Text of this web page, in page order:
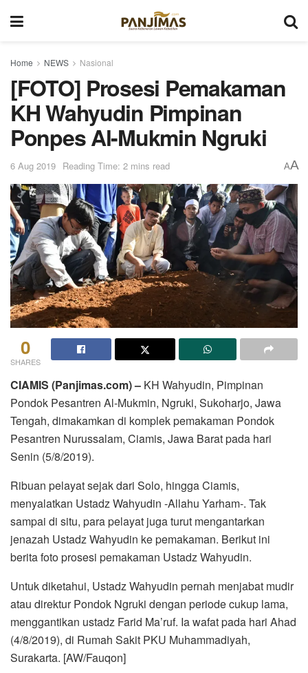
Home NEWS Nasional
[FOTO] Prosesi Pemakaman
KH Wahyudin Pimpinan
Ponpes Al-Mukmin Ngruki
6 Aug 2019 Reading Time: 2 mins read AA
0
SHARES
CIAMIS (Panjimas.com) – KH Wahyudin, Pimpinan
Pondok Pesantren Al-Mukmin, Ngruki, Sukoharjo, Jawa
Tengah, dimakamkan di komplek pemakaman Pondok
Pesantren Nurussalam, Ciamis, Jawa Barat pada hari
Senin (5/8/2019).
Ribuan pelayat sejak dari Solo, hingga Ciamis,
menyalatkan Ustadz Wahyudin -Allahu Yarham-. Tak
sampai di situ, para pelayat juga turut mengantarkan
jenazah Ustadz Wahyudin ke pemakaman. Berikut ini
berita foto prosesi pemakaman Ustadz Wahyudin.
Untuk diketahui, Ustadz Wahyudin pernah menjabat mudir
atau direktur Pondok Ngruki dengan periode cukup lama,
menggantikan ustadz Farid Ma’ruf. Ia wafat pada hari Ahad
(4/8/2019), di Rumah Sakit PKU Muhammadiyah,
Surakarta. [AW/Fauqon]